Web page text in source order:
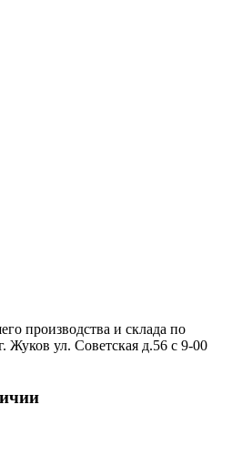
производства и склада по
Жуков ул. Советская д.56 с 9-00